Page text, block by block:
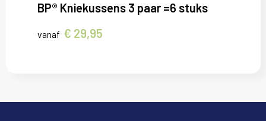
BP® Kniekussens 3 paar =6 stuks
vanaf € 29,95